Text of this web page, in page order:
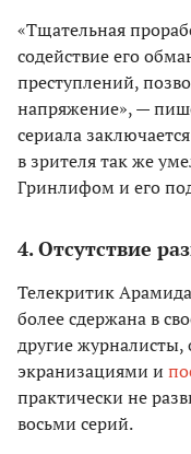
«Тщательная
содействие его
преступлений,
напряжение», —
сериала
в зрителя так же
Гринлифом и его
4. Отсутствие
Телекритик
более сдержана в
другие
экранизациями и
практически не
восьми серий.